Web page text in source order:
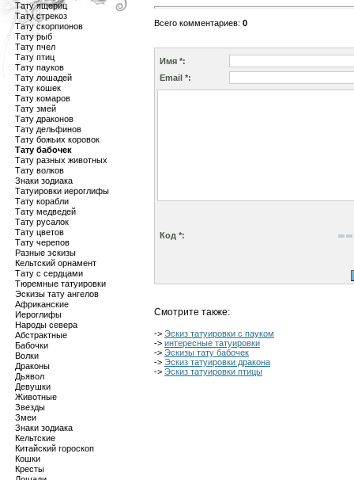
Тату ящериц
Тату стрекоз
Тату скорпионов
Тату рыб
Тату пчел
Тату птиц
Тату пауков
Тату лошадей
Тату кошек
Тату комаров
Тату змей
Тату драконов
Тату дельфинов
Тату божьих коровок
Тату бабочек
Тату разных животных
Тату волков
Знаки зодиака
Татуировки иероглифы
Тату корабли
Тату медведей
Тату русалок
Тату цветов
Тату черепов
Разные эскизы
Кельтский орнамент
Тату с сердцами
Тюремные татуировки
Эскизы тату ангелов
Африканские
Иероглифы
Народы севера
Абстрактные
Бабочки
Волки
Драконы
Дьявол
Девушки
Животные
Звезды
Змеи
Знаки зодиака
Кельтские
Китайский гороскоп
Кошки
Кресты
Всего комментариев: 0
Имя *:
Email *:
Код *:
Смотрите также:
-> Эскиз татуировки с пауком
-> интересные татуировки
-> Эскизы тату бабочек
-> Эскиз татуировки дракона
-> Эскиз татуировки птицы